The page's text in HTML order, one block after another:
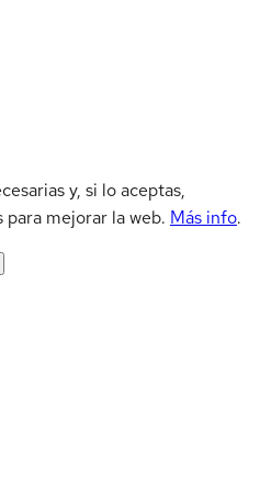
y, si lo aceptas,
mejorar la web. Más info.